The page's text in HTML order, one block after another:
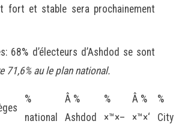
fort et stable sera prochainement
68% d’électeurs d’Ashdod se sont
71,6% au le plan national.
%
national
Â %
Ashdod
%
×™×–
Â %
×™×‘
%
City